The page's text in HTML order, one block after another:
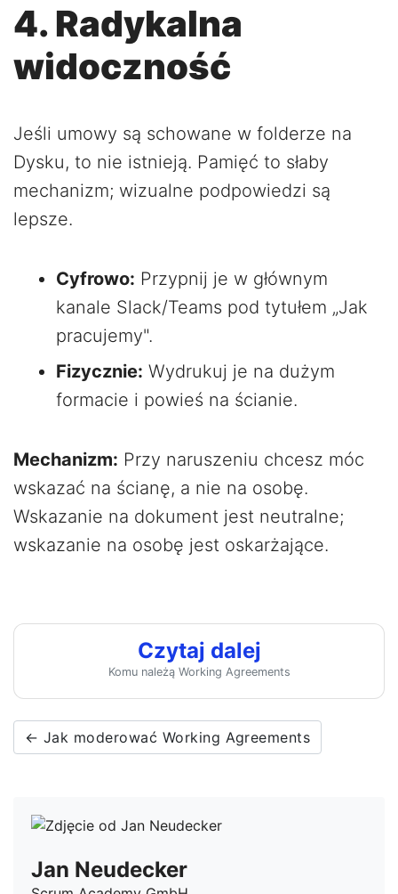
4. Radykalna
widoczność
Jeśli umowy są schowane w folderze na
Dysku, to nie istnieją. Pamięć to słaby
mechanizm; wizualne podpowiedzi są
lepsze.
Cyfrowo: Przypnij je w głównym
kanale Slack/Teams pod tytułem „Jak
pracujemy".
Fizycznie: Wydrukuj je na dużym
formacie i powieś na ścianie.
Mechanizm: Przy naruszeniu chcesz móc
wskazać na ścianę, a nie na osobę.
Wskazanie na dokument jest neutralne;
wskazanie na osobę jest oskarżające.
Czytaj dalej
Komu należą Working Agreements
← Jak moderować Working Agreements
Jan Neudecker